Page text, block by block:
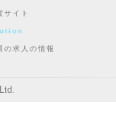
サイト
の求人の情報